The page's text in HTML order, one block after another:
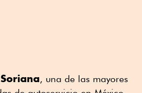
, una de las mayores